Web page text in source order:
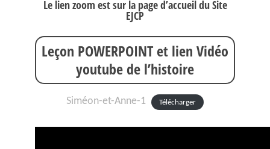
Le lien zoom est sur la page d’accueil du Site
EJCP
Leçon POWERPOINT et lien Vidéo
youtube de l’histoire
Siméon-et-Anne-1 Télécharger